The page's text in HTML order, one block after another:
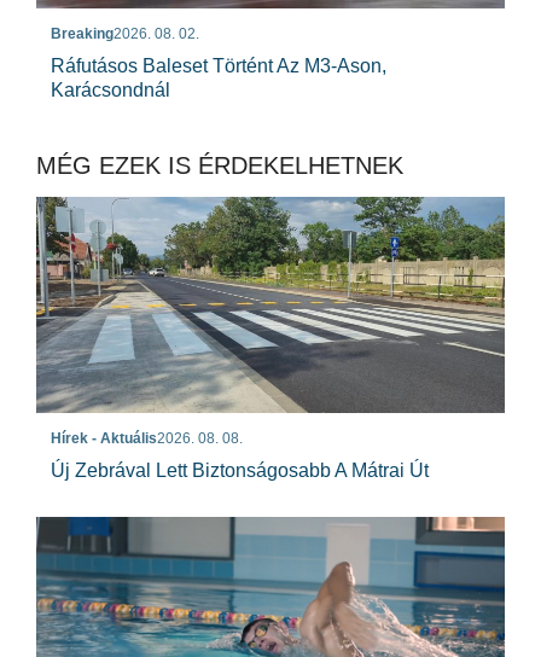
Breaking2026. 08. 02.
Ráfutásos Baleset Történt Az M3-Ason,
Karácsondnál
MÉG EZEK IS ÉRDEKELHETNEK
Hírek - Aktuális2026. 08. 08.
Új Zebrával Lett Biztonságosabb A Mátrai Út